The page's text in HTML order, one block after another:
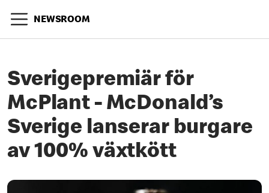
NEWSROOM
Sverigepremiär för
McPlant - McDonald’s
Sverige lanserar burgare
av 100% växtkött